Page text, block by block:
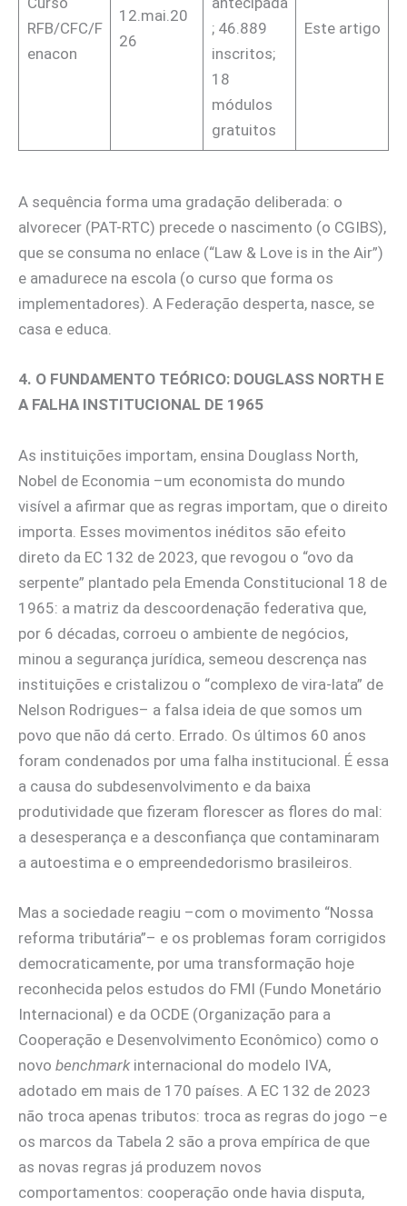
RFB/CFC/F
enacon
12.mai.20
26
; 46.889
inscritos;
18
módulos
gratuitos
Este artigo
A sequência forma uma gradação deliberada: o
alvorecer (PAT-RTC) precede o nascimento (o CGIBS),
que se consuma no enlace (“Law & Love is in the Air”)
e amadurece na escola (o curso que forma os
implementadores). A Federação desperta, nasce, se
casa e educa.
4. O FUNDAMENTO TEÓRICO: DOUGLASS NORTH E
A FALHA INSTITUCIONAL DE 1965
As instituições importam, ensina Douglass North,
Nobel de Economia –um economista do mundo
visível a afirmar que as regras importam, que o direito
importa. Esses movimentos inéditos são efeito
direto da EC 132 de 2023, que revogou o “ovo da
serpente” plantado pela Emenda Constitucional 18 de
1965: a matriz da descoordenação federativa que,
por 6 décadas, corroeu o ambiente de negócios,
minou a segurança jurídica, semeou descrença nas
instituições e cristalizou o “complexo de vira-lata” de
Nelson Rodrigues– a falsa ideia de que somos um
povo que não dá certo. Errado. Os últimos 60 anos
foram condenados por uma falha institucional. É essa
a causa do subdesenvolvimento e da baixa
produtividade que fizeram florescer as flores do mal:
a desesperança e a desconfiança que contaminaram
a autoestima e o empreendedorismo brasileiros.
Mas a sociedade reagiu –com o movimento “Nossa
reforma tributária”– e os problemas foram corrigidos
democraticamente, por uma transformação hoje
reconhecida pelos estudos do FMI (Fundo Monetário
Internacional) e da OCDE (Organização para a
Cooperação e Desenvolvimento Econômico) como o
novo benchmark internacional do modelo IVA,
adotado em mais de 170 países. A EC 132 de 2023
não troca apenas tributos: troca as regras do jogo –e
os marcos da Tabela 2 são a prova empírica de que
as novas regras já produzem novos
comportamentos: cooperação onde havia disputa,